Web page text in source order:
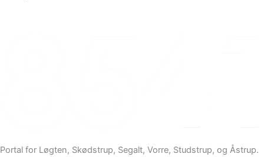
Portal for Løgten, Skødstrup, Segalt, Vorre, Studstrup, og Åstrup.